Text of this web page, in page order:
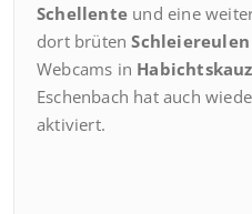
Schellente und eine
dort brütenSchleiereulen
Webcams in
Eschenbach hat auch
aktiviert.